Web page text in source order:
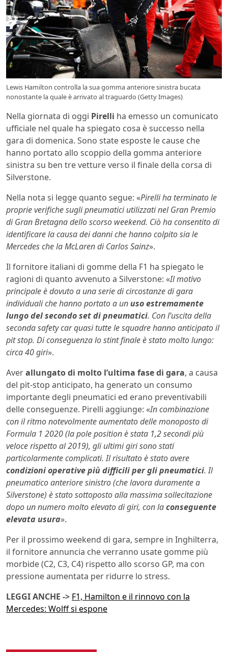
Lewis Hamilton controlla la sua gomma anteriore sinistra bucata
nonostante la quale è arrivato al traguardo (Getty Images)
Nella giornata di oggi Pirelli ha emesso un comunicato
ufficiale nel quale ha spiegato cosa è successo nella
gara di domenica. Sono state esposte le cause che
hanno portato allo scoppio della gomma anteriore
sinistra su ben tre vetture verso il finale della corsa di
Silverstone.
Nella nota si legge quanto segue: «Pirelli ha terminato le
proprie verifiche sugli pneumatici utilizzati nel Gran Premio
di Gran Bretagna dello scorso weekend. Ciò ha consentito di
identificare la causa dei danni che hanno colpito sia le
Mercedes che la McLaren di Carlos Sainz».
Il fornitore italiani di gomme della F1 ha spiegato le
ragioni di quanto avvenuto a Silverstone: «Il motivo
principale è dovuto a una serie di circostanze di gara
individuali che hanno portato a un uso estremamente
lungo del secondo set di pneumatici. Con l’uscita della
seconda safety car quasi tutte le squadre hanno anticipato il
pit stop. Di conseguenza lo stint finale è stato molto lungo:
circa 40 giri».
Averallungato di molto l’ultima fase di gara, a causa
del pit-stop anticipato, ha generato un consumo
importante degli pneumatici ed erano preventivabili
delle conseguenze. Pirelli aggiunge: «In combinazione
con il ritmo notevolmente aumentato delle monoposto di
Formula 1 2020 (la pole position è stata 1,2 secondi più
veloce rispetto al 2019), gli ultimi giri sono stati
particolarmente complicati. Il risultato è stato avere
condizioni operative più difficili per gli pneumatici. Il
pneumatico anteriore sinistro (che lavora duramente a
Silverstone) è stato sottoposto alla massima sollecitazione
dopo un numero molto elevato di giri, con laconseguente
elevata usura».
Per il prossimo weekend di gara, sempre in Inghilterra,
il fornitore annuncia che verranno usate gomme più
morbide (C2, C3, C4) rispetto allo scorso GP, ma con
pressione aumentata per ridurre lo stress.
LEGGI ANCHE -> F1, Hamilton e il rinnovo con la
Mercedes: Wolff si espone